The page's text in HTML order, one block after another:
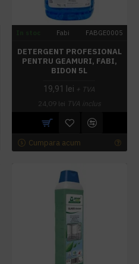
Fabi FABGE0005
DETERGENT PROFESIONAL
PENTRU GEAMURI, FABI,
BIDON 5L
19,91 lei + TVA
24,09 lei TVA inclus
Cumpara acum